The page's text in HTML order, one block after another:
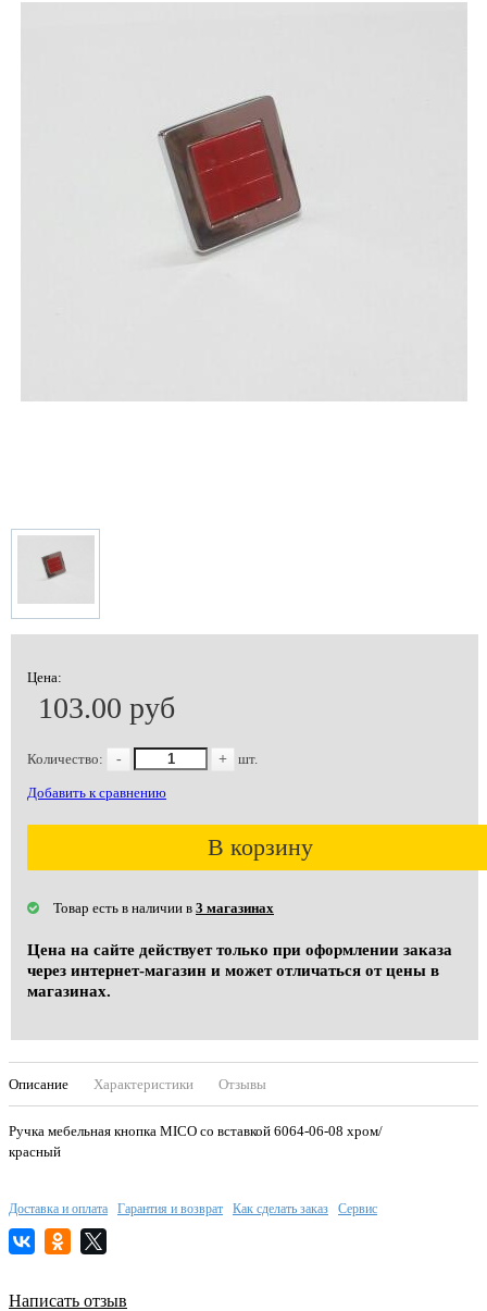
Цена:
103.00 руб
Количество: - + шт.
Добавить к сравнению
В корзину
Товар есть в наличии в 3 магазинах
Цена на сайте действует только при оформлении заказа
через интернет-магазин и может отличаться от цены в
магазинах.
Описание Характеристики Отзывы
Ручка мебельная кнопка MICO со вставкой 6064-06-08 хром/
красный
Доставка и оплата Гарантия и возврат Как сделать заказ Сервис
Написать отзыв